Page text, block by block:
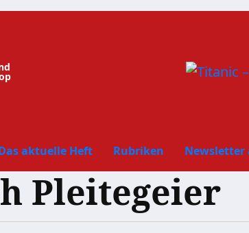
aktuelle Heft Rubriken Newsletter
Pleitegeier